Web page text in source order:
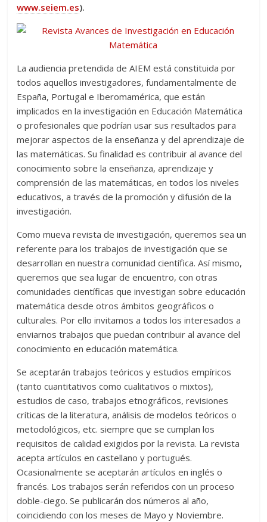
www.seiem.es).
La audiencia pretendida de AIEM está constituida por
todos aquellos investigadores, fundamentalmente de
España, Portugal e Iberomamérica, que están
implicados en la investigación en Educación Matemática
o profesionales que podrían usar sus resultados para
mejorar aspectos de la enseñanza y del aprendizaje de
las matemáticas. Su finalidad es contribuir al avance del
conocimiento sobre la enseñanza, aprendizaje y
comprensión de las matemáticas, en todos los niveles
educativos, a través de la promoción y difusión de la
investigación.
Como mueva revista de investigación, queremos sea un
referente para los trabajos de investigación que se
desarrollan en nuestra comunidad científica. Así mismo,
queremos que sea lugar de encuentro, con otras
comunidades científicas que investigan sobre educación
matemática desde otros ámbitos geográficos o
culturales. Por ello invitamos a todos los interesados a
enviarnos trabajos que puedan contribuir al avance del
conocimiento en educación matemática.
Se aceptarán trabajos teóricos y estudios empíricos
(tanto cuantitativos como cualitativos o mixtos),
estudios de caso, trabajos etnográficos, revisiones
críticas de la literatura, análisis de modelos teóricos o
metodológicos, etc. siempre que se cumplan los
requisitos de calidad exigidos por la revista. La revista
acepta artículos en castellano y portugués.
Ocasionalmente se aceptarán artículos en inglés o
francés. Los trabajos serán referidos con un proceso
doble-ciego. Se publicarán dos números al año,
coincidiendo con los meses de Mayo y Noviembre.